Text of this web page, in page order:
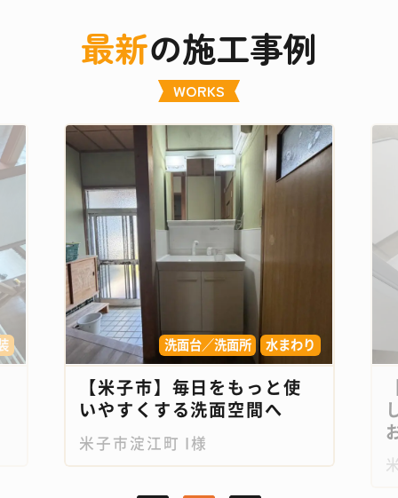
最新の施工事例
WORKS
洗面台／洗面所 水まわり
【米子市】毎日をもっと使
いやすくする洗面空間へ
米子市淀江町 I様